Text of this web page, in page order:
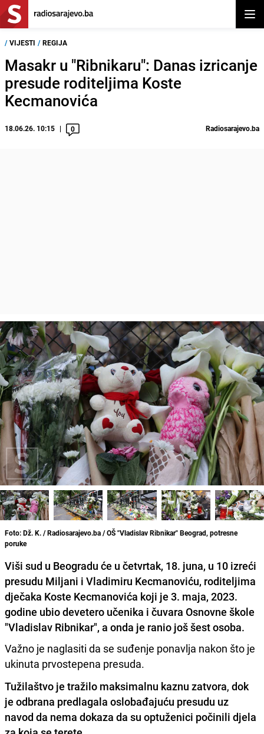
/ VIJESTI / REGIJA
Masakr u "Ribnikaru": Danas izricanje
presude roditeljima Koste
Kecmanovića
18.06.26. 10:15 0 Radiosarajevo.ba
Foto: Dž. K. / Radiosarajevo.ba / OŠ "Vladislav Ribnikar" Beograd, potresne
poruke
Viši sud u Beogradu će u četvrtak, 18. juna, u 10 izreći
presudu Miljani i Vladimiru Kecmanoviću, roditeljima
dječaka Koste Kecmanovića koji je 3. maja, 2023.
godine ubio devetero učenika i čuvara Osnovne škole
"Vladislav Ribnikar", a onda je ranio još šest osoba.
Važno je naglasiti da se suđenje ponavlja nakon što je
ukinuta prvostepena presuda.
Tužilaštvo je tražilo maksimalnu kaznu zatvora, dok
je odbrana predlagala oslobađajuću presudu uz
navod da nema dokaza da su optuženici počinili djela